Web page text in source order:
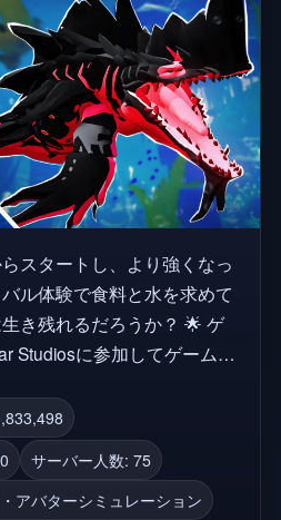
スタートし、より強くなっ
ル体験で食料と水を求めて
残れるだろうか？ 🌟 ゲ
Studiosに参加してゲーム内
ゲーム内でKを押してコン
加! Shiziyou
🦴リモデリング！ 🦑
ーになりきってプレーしよ
☄️ エキサイティングな戦
サーバー人数: 75
アバターシミュレーション